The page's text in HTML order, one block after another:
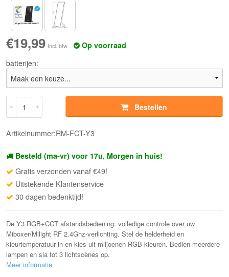
€19,99 Incl. btw
Op voorraad
batterijen:
Bestellen
Artikelnummer:RM-FCT-Y3
Besteld (ma-vr) voor 17u, Morgen in huis!
Gratis verzonden vanaf €49!
Uitstekende Klantenservice
30 dagen bedenktijd!
De Y3 RGB+CCT afstandsbediening: volledige controle over uw
Miboxer/Milight RF 2.4Ghz-verlichting. Stel de helderheid en
kleurtemperatuur in en kies uit miljoenen RGB-kleuren. Bedien meerdere
lampen en sla tot 3 lichtscènes op.
Meer informatie